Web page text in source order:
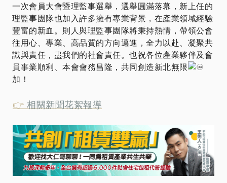
一次會員大會暨理監事選舉，選舉圓滿落幕，新上任的
理監事團隊也加入許多擁有專業背景，在產業領域經驗
豐富的新血。則人與理監事團隊將秉持熱情，帶領公會
往用心、專業、高品質的方向邁進，全力以赴、凝聚共
識與責任，盡我們的社會責任。也祝各位產業夥伴及會
員事業順利、本會會務昌隆，共同創造新北無限
加！
👉 相關新聞花絮報導